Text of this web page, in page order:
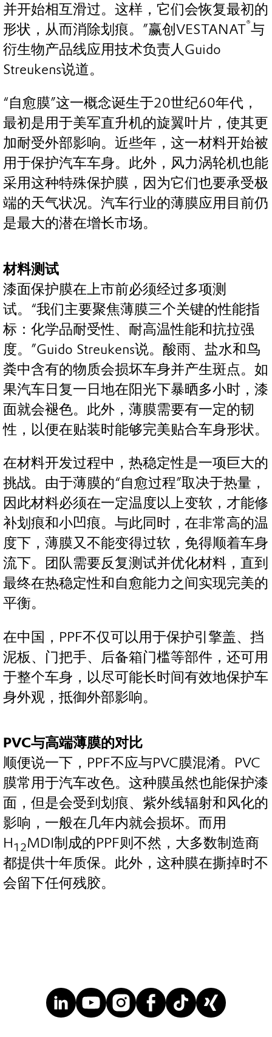
并开始相互滑过。这样，它们会恢复最初的
形状，从而消除划痕。”赢创VESTANAT®与
衍生物产品线应用技术负责人Guido
Streukens说道。
“自愈膜”这一概念诞生于20世纪60年代，
最初是用于美军直升机的旋翼叶片，使其更
加耐受外部影响。近些年，这一材料开始被
用于保护汽车车身。此外，风力涡轮机也能
采用这种特殊保护膜，因为它们也要承受极
端的天气状况。汽车行业的薄膜应用目前仍
是最大的潜在增长市场。
材料测试
漆面保护膜在上市前必须经过多项测
试。“我们主要聚焦薄膜三个关键的性能指
标：化学品耐受性、耐高温性能和抗拉强
度。”Guido Streukens说。酸雨、盐水和鸟
粪中含有的物质会损坏车身并产生斑点。如
果汽车日复一日地在阳光下暴晒多小时，漆
面就会褪色。此外，薄膜需要有一定的韧
性，以便在贴装时能够完美贴合车身形状。
在材料开发过程中，热稳定性是一项巨大的
挑战。由于薄膜的“自愈过程”取决于热量，
因此材料必须在一定温度以上变软，才能修
补划痕和小凹痕。与此同时，在非常高的温
度下，薄膜又不能变得过软，免得顺着车身
流下。团队需要反复测试并优化材料，直到
最终在热稳定性和自愈能力之间实现完美的
平衡。
在中国，PPF不仅可以用于保护引擎盖、挡
泥板、门把手、后备箱门槛等部件，还可用
于整个车身，以尽可能长时间有效地保护车
身外观，抵御外部影响。
PVC与高端薄膜的对比
顺便说一下，PPF不应与PVC膜混淆。PVC
膜常用于汽车改色。这种膜虽然也能保护漆
面，但是会受到划痕、紫外线辐射和风化的
影响，一般在几年内就会损坏。而用
H12MDI制成的PPF则不然，大多数制造商
都提供十年质保。此外，这种膜在撕掉时不
会留下任何残胶。